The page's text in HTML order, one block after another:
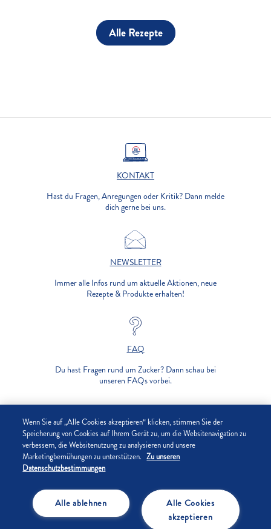
Alle Rezepte
KONTAKT
Hast du Fragen, Anregungen oder Kritik? Dann melde
dich gerne bei uns.
NEWSLETTER
Immer alle Infos rund um aktuelle Aktionen, neue
Rezepte & Produkte erhalten!
FAQ
Du hast Fragen rund um Zucker? Dann schau bei
unseren FAQs vorbei.
UNTERNEHMEN
DATENSCHUTZ
COOKIE-EINSTELLUNGEN
Wenn Sie auf „Alle Cookies akzeptieren“ klicken, stimmen Sie der
Speicherung von Cookies auf Ihrem Gerät zu, um die Websitenavigation zu
verbessern, die Websitenutzung zu analysieren und unsere
Marketingbemühungen zu unterstützen. Zu unseren
Datenschutzbestimmungen
Alle Cookies
akzeptieren
Alle ablehnen